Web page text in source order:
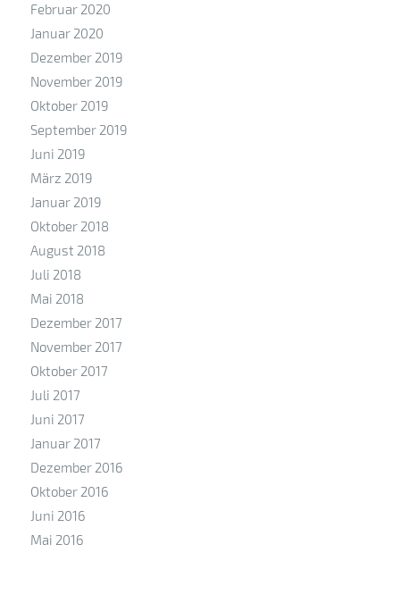
Februar 2020
Januar 2020
Dezember 2019
November 2019
Oktober 2019
September 2019
Juni 2019
März 2019
Januar 2019
Oktober 2018
August 2018
Juli 2018
Mai 2018
Dezember 2017
November 2017
Oktober 2017
Juli 2017
Juni 2017
Januar 2017
Dezember 2016
Oktober 2016
Juni 2016
Mai 2016